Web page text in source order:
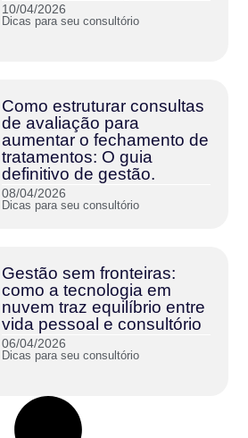
10/04/2026
Dicas para seu consultório
Como estruturar consultas
de avaliação para
aumentar o fechamento de
tratamentos: O guia
definitivo de gestão.
08/04/2026
Dicas para seu consultório
Gestão sem fronteiras:
como a tecnologia em
nuvem traz equilíbrio entre
vida pessoal e consultório
06/04/2026
Dicas para seu consultório